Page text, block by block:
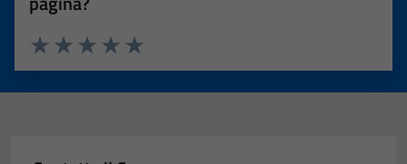
Valuta 5 stelle su 5
Valuta 4 stelle su 5
Valuta 3 stelle su 5
Valuta 2 stelle su 5
Valuta 1 stelle su 5